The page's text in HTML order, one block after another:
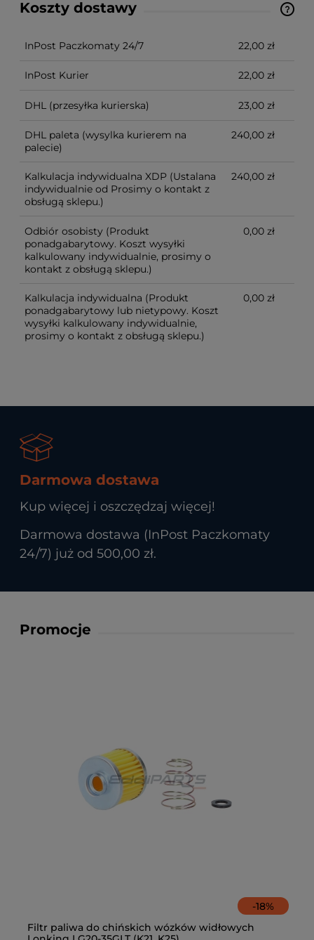
Koszty dostawy
Ze względu na niestandardowe wymiary produktu,
Możliwy również odbiór osobisty.
InPost Paczkomaty 24/7 22,00 zł
InPost Kurier 22,00 zł
DHL (przesyłka kurierska) 23,00 zł
DHL paleta (wysylka kurierem na
palecie)
240,00 zł
Kalkulacja indywidualna XDP (Ustalana
indywidualnie od Prosimy o kontakt z
obsługą sklepu.)
240,00 zł
Odbiór osobisty (Produkt
ponadgabarytowy. Koszt wysyłki
kalkulowany indywidualnie, prosimy o
kontakt z obsługą sklepu.)
0,00 zł
Kalkulacja indywidualna (Produkt
ponadgabarytowy lub nietypowy. Koszt
wysyłki kalkulowany indywidualnie,
prosimy o kontakt z obsługą sklepu.)
0,00 zł
Darmowa dostawa
Kup więcej i oszczędzaj więcej!
Darmowa dostawa (InPost Paczkomaty
24/7) już od 500,00 zł.
Promocje
-18%
Filtr paliwa do chińskich wózków widłowych